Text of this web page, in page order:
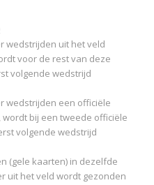
wedstrijden uit het veld
voor de rest van deze
volgende wedstrijd
wedstrijden een officiële
bij een tweede officiële
volgende wedstrijd
(gele kaarten) in dezelfde
uit het veld wordt gezonden